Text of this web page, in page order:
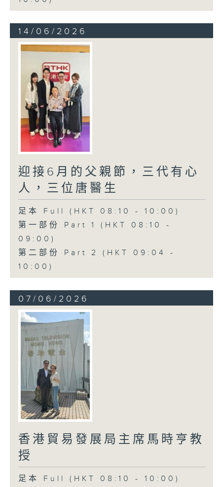
14/06/2026
迎接6月的父親節，三代有心
人，三位唐醫生
足本 Full (HKT 08:10 - 10:00)
第一部份 Part 1 (HKT 08:10 -
09:00)
第二部份 Part 2 (HKT 09:04 -
10:00)
07/06/2026
香港貿易發展局主席馬時亨教
授
足本 Full (HKT 08:10 - 10:00)